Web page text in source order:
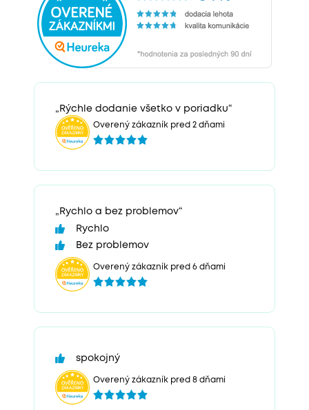
„Rýchle dodanie všetko v poriadku“
Overený zákazník pred 2 dňami
„Rychlo a bez problemov“
Rychlo
Bez problemov
Overený zákazník pred 6 dňami
spokojný
Overený zákazník pred 8 dňami